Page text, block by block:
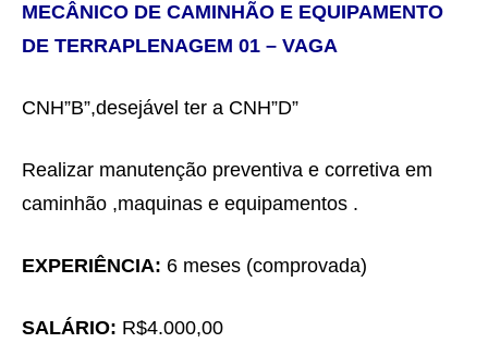
MECÂNICO DE CAMINHÃO E EQUIPAMENTO
DE TERRAPLENAGEM 01 – VAGA
CNH”B”,desejável ter a CNH”D”
Realizar manutenção preventiva e corretiva em
caminhão ,maquinas e equipamentos .
EXPERIÊNCIA: 6 meses (comprovada)
SALÁRIO: R$4.000,00